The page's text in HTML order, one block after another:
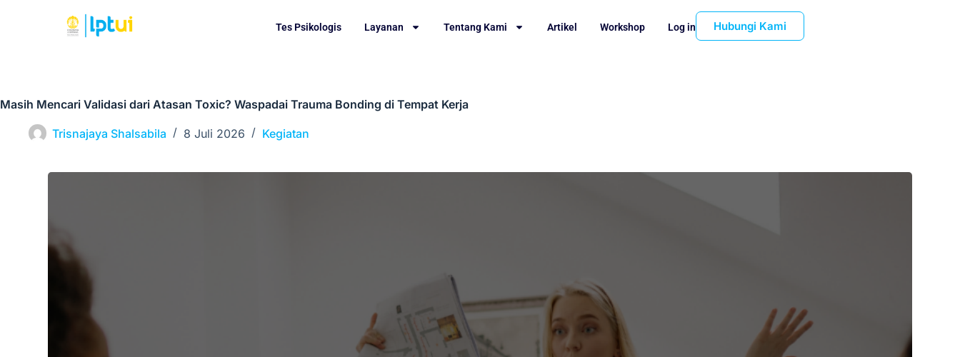
Tes Psikologis Layanan Tentang Kami Artikel Workshop Log in Hubungi Kami
Masih Mencari Validasi dari Atasan Toxic? Waspadai Trauma Bonding di Tempat Kerja
Trisnajaya Shalsabila 8 Juli 2026 Kegiatan